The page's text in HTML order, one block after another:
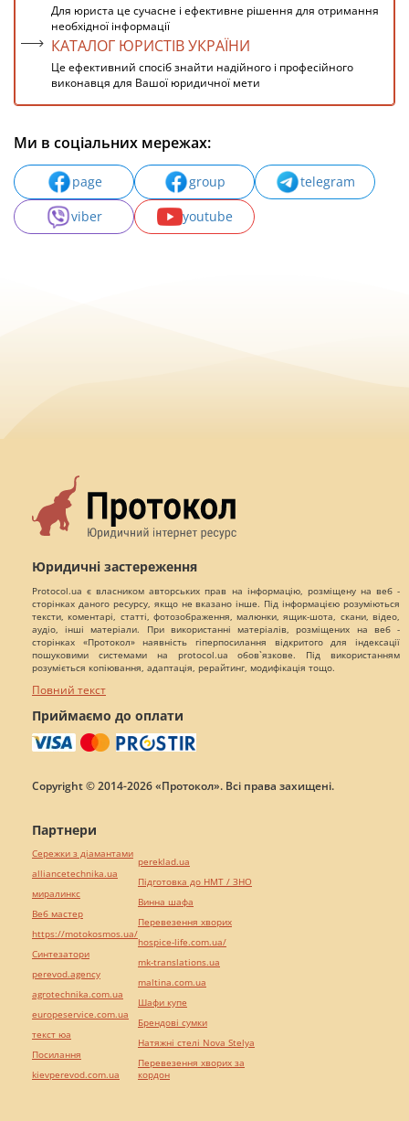
Для юриста це сучасне і ефективне рішення для отримання
необхідної інформації
КАТАЛОГ ЮРИСТІВ УКРАЇНИ
Це ефективний спосіб знайти надійного і професійного
виконавця для Вашої юридичної мети
Ми в соціальних мережах:
page group
telegram
viber
youtube
Юридичні застереження
Protocol.ua є власником авторських прав на інформацію, розміщену на веб -
сторінках даного ресурсу, якщо не вказано інше. Під інформацією розуміються
тексти, коментарі, статті, фотозображення, малюнки, ящик-шота, скани, відео,
аудіо, інші матеріали. При використанні матеріалів, розміщених на веб -
сторінках «Протокол» наявність гіперпосилання відкритого для індексації
пошуковими системами на protocol.ua обов`язкове. Під використанням
розуміється копіювання, адаптація, рерайтинг, модифікація тощо.
Повний текст
Приймаємо до оплати
Copyright © 2014-2026 «Протокол». Всі права захищені.
Партнери
Сережки з діамантами
alliancetechnika.ua
миралинкс
Веб мастер
https://motokosmos.ua/
Синтезатори
perevod.agency
agrotechnika.com.ua
europeservice.com.ua
текст юа
Посилання
kievperevod.com.ua
pereklad.ua
Підготовка до НМТ / ЗНО
Винна шафа
Перевезення хворих
hospice-life.com.ua/
mk-translations.ua
maltina.com.ua
Шафи купе
Брендові сумки
Натяжні стелі Nova Stelya
Перевезення хворих за
кордон